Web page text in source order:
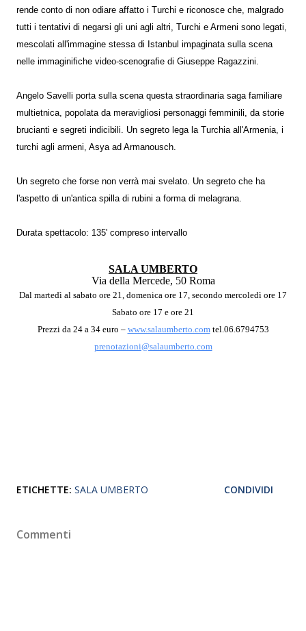
rende conto di non odiare affatto i Turchi e riconosce che, malgrado
tutti i tentativi di negarsi gli uni agli altri, Turchi e Armeni sono legati,
mescolati all'immagine stessa di Istanbul impaginata sulla scena
nelle immaginifiche video-scenografie di Giuseppe Ragazzini.
Angelo Savelli porta sulla scena questa straordinaria saga familiare
multietnica, popolata da meravigliosi personaggi femminili, da storie
brucianti e segreti indicibili. Un segreto lega la Turchia all'Armenia, i
turchi agli armeni, Asya ad Armanousch.
Un segreto che forse non verrà mai svelato. Un segreto che ha
l'aspetto di un'antica spilla di rubini a forma di melagrana.
Durata spettacolo: 135' compreso intervallo
SALA UMBERTO
Via della Mercede, 50 Roma
Dal martedì al sabato ore 21, domenica ore 17, secondo mercoledì ore 17
Sabato ore 17 e ore 21
Prezzi da 24 a 34 euro – www.salaumberto.comtel.06.6794753
prenotazioni@salaumberto.com
ETICHETTE: SALA UMBERTO CONDIVIDI
Commenti